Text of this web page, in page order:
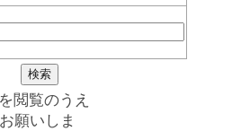
を閲覧のうえ
願いしま